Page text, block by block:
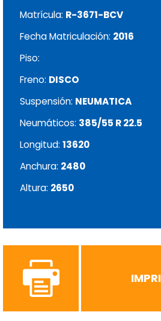
Matrícula: R-3671-BCV
Fecha Matriculación: 2016
Piso:
Freno: DISCO
Suspensión: NEUMATICA
Neumáticos: 385/55 R 22.5
Longitud: 13620
Anchura: 2480
Altura: 2650